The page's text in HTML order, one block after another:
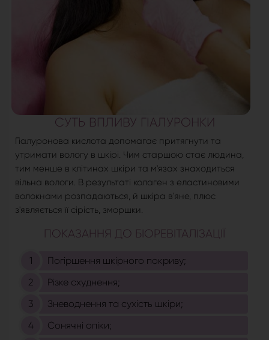
СУТЬ ВПЛИВУ ГІАЛУРОНКИ
Гіалуронова кислота допомагає притягнути та
утримати вологу в шкірі. Чим старшою стає людина,
тим менше в клітинах шкіри та м'язах знаходиться
вільна вологи. В результаті колаген з еластиновими
волокнами розпадаються, й шкіра в'яне, плюс
з'являється її сірість, зморшки.
ПОКАЗАННЯ ДО БІОРЕВІТАЛІЗАЦІЇ
Погіршення шкірного покриву;
Різке схуднення;
Зневоднення та сухість шкіри;
Сонячні опіки;